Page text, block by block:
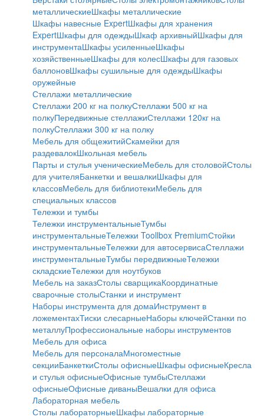
металлическиеШкафы металлические
Шкафы навесные ExpertШкафы для хранения
ExpertШкафы для одеждыШкаф архивныйШкафы для
инструментаШкафы усиленныеШкафы
хозяйственныеШкафы для колесШкафы для газовых
баллоновШкафы сушильные для одеждыШкафы
оружейные
Стеллажи металлические
Стеллажи 200 кг на полкуСтеллажи 500 кг на
полкуПередвижные стеллажиСтеллажи 120кг на
полкуCтеллажи 300 кг на полку
Мебель для общежитийСкамейки для
раздевалокШкольная мебель
Парты и стулья ученическиеМебель для столовойСтолы
для учителяБанкетки и вешалкиШкафы для
классовМебель для библиотекиМебель для
специальных классов
Тележки и тумбы
Тележки инструментальныеТумбы
инструментальныеТележки Toollbox PremiumСтойки
инструментальныеТележки для автосервисаСтеллажи
инструментальныеТумбы передвижныеТележки
складскиеТележки для ноутбуков
Мебель на заказСтолы сварщикаКоординатные
сварочные столыСтанки и инструмент
Наборы инструмента для домаИнструмент в
ложементахТиски слесарныеНаборы ключейСтанки по
металлуПрофессиональные наборы инструментов
Мебель для офиса
Мебель для персоналаМногоместные
секцииБанкеткиСтолы офисныеШкафы офисныеКресла
и стулья офисныеОфисные тумбыСтеллажи
офисныеОфисные диваныВешалки для офиса
Лабораторная мебель
Столы лабораторныеШкафы лабораторные